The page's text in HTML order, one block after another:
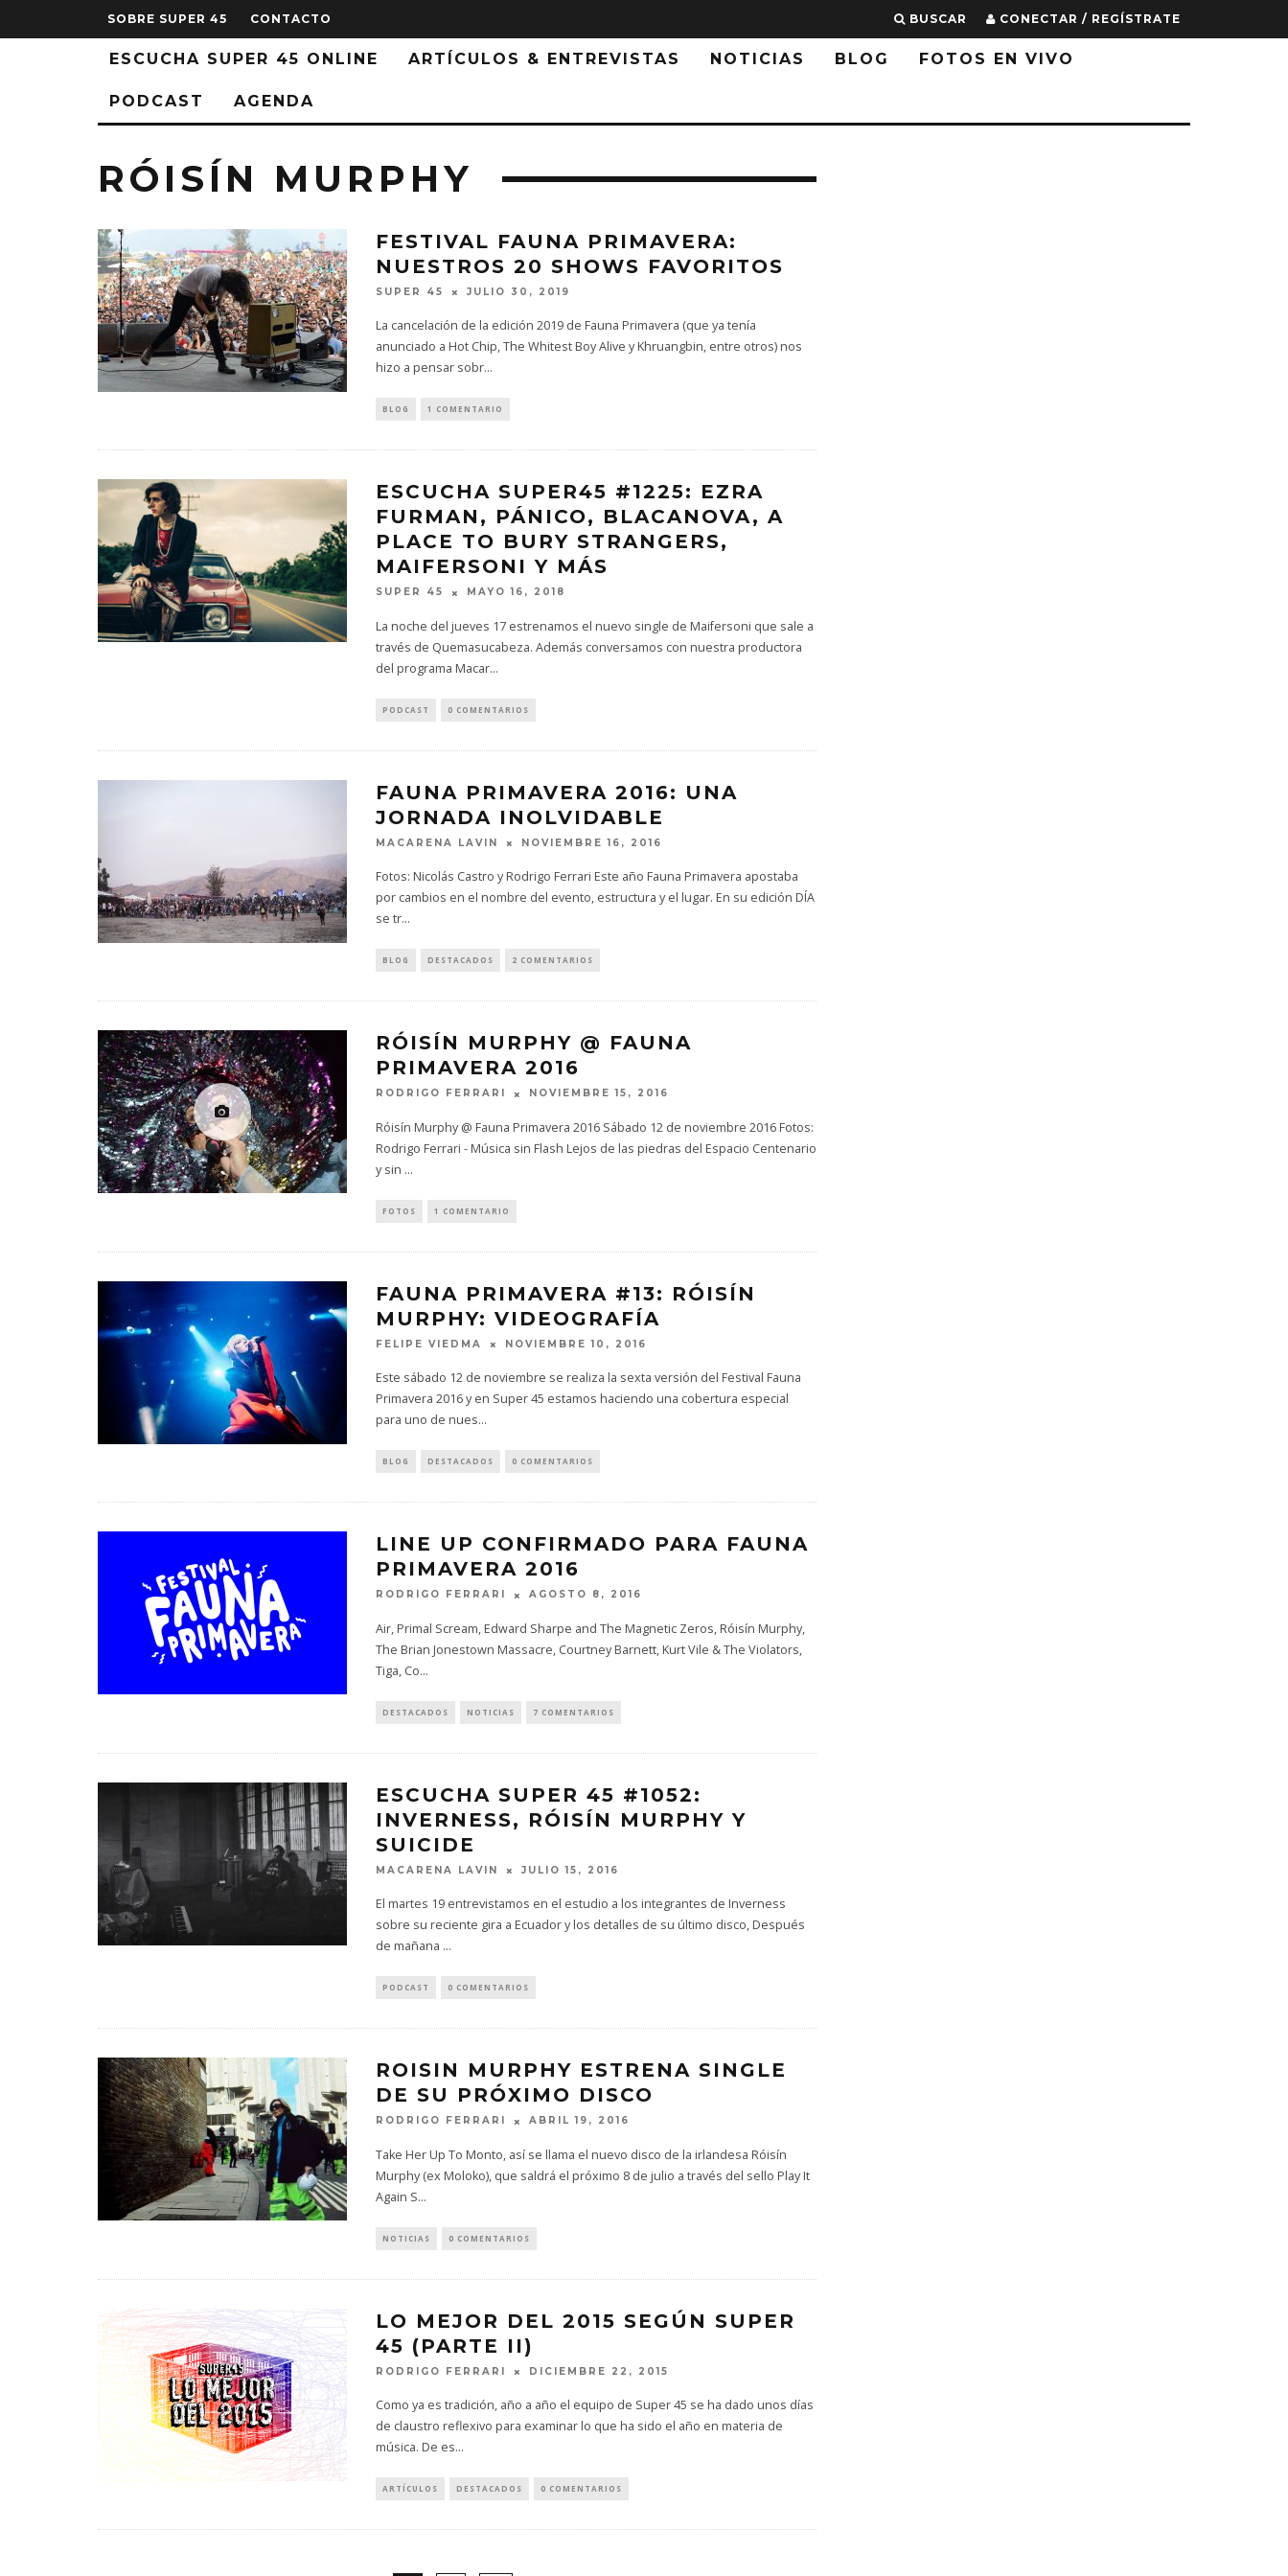
SOBRE SUPER 45 CONTACTO BUSCAR CONECTAR / REGÍSTRATE
ESCUCHA SUPER 45 ONLINE ARTÍCULOS & ENTREVISTAS NOTICIAS BLOG FOTOS EN VIVO
PODCAST AGENDA
RÓISÍN MURPHY
FESTIVAL FAUNA PRIMAVERA:
NUESTROS 20 SHOWS FAVORITOS
SUPER 45 JULIO 30, 2019
La cancelación de la edición 2019 de Fauna Primavera (que ya tenía
anunciado a Hot Chip, The Whitest Boy Alive y Khruangbin, entre otros) nos
hizo a pensar sobr...
BLOG 1 COMENTARIO
ESCUCHA SUPER45 #1225: EZRA
FURMAN, PÁNICO, BLACANOVA, A
PLACE TO BURY STRANGERS,
MAIFERSONI Y MÁS
SUPER 45 MAYO 16, 2018
La noche del jueves 17 estrenamos el nuevo single de Maifersoni que sale a
través de Quemasucabeza. Además conversamos con nuestra productora
del programa Macar...
PODCAST 0 COMENTARIOS
FAUNA PRIMAVERA 2016: UNA
JORNADA INOLVIDABLE
MACARENA LAVIN NOVIEMBRE 16, 2016
Fotos: Nicolás Castro y Rodrigo Ferrari Este año Fauna Primavera apostaba
por cambios en el nombre del evento, estructura y el lugar. En su edición DÍA
se tr...
BLOG DESTACADOS 2 COMENTARIOS
RÓISÍN MURPHY @ FAUNA
PRIMAVERA 2016
RODRIGO FERRARI NOVIEMBRE 15, 2016
Róisín Murphy @ Fauna Primavera 2016 Sábado 12 de noviembre 2016 Fotos:
Rodrigo Ferrari - Música sin Flash Lejos de las piedras del Espacio Centenario
y sin ...
FOTOS 1 COMENTARIO
FAUNA PRIMAVERA #13: RÓISÍN
MURPHY: VIDEOGRAFÍA
FELIPE VIEDMA NOVIEMBRE 10, 2016
Este sábado 12 de noviembre se realiza la sexta versión del Festival Fauna
Primavera 2016 y en Super 45 estamos haciendo una cobertura especial
para uno de nues...
BLOG DESTACADOS 0 COMENTARIOS
LINE UP CONFIRMADO PARA FAUNA
PRIMAVERA 2016
RODRIGO FERRARI AGOSTO 8, 2016
Air, Primal Scream, Edward Sharpe and The Magnetic Zeros, Róisín Murphy,
The Brian Jonestown Massacre, Courtney Barnett, Kurt Vile & The Violators,
Tiga, Co...
DESTACADOS NOTICIAS 7 COMENTARIOS
ESCUCHA SUPER 45 #1052:
INVERNESS, RÓISÍN MURPHY Y
SUICIDE
MACARENA LAVIN JULIO 15, 2016
El martes 19 entrevistamos en el estudio a los integrantes de Inverness
sobre su reciente gira a Ecuador y los detalles de su último disco, Después
de mañana ...
PODCAST 0 COMENTARIOS
ROISIN MURPHY ESTRENA SINGLE
DE SU PRÓXIMO DISCO
RODRIGO FERRARI ABRIL 19, 2016
Take Her Up To Monto, así se llama el nuevo disco de la irlandesa Róisín
Murphy (ex Moloko), que saldrá el próximo 8 de julio a través del sello Play It
Again S...
NOTICIAS 0 COMENTARIOS
LO MEJOR DEL 2015 SEGÚN SUPER
45 (PARTE II)
RODRIGO FERRARI DICIEMBRE 22, 2015
Como ya es tradición, año a año el equipo de Super 45 se ha dado unos días
de claustro reflexivo para examinar lo que ha sido el año en materia de
música. De es...
ARTÍCULOS DESTACADOS 0 COMENTARIOS